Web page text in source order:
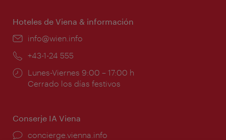
Hoteles de Viena & información
e-
info@wien.info
Teléfono:
+43-1-24 555
Horarios
de
Lunes-Viernes 9:00 – 17:00 h
Cerrado los días festivos
Conserje IA Viena
concierge.vienna.info